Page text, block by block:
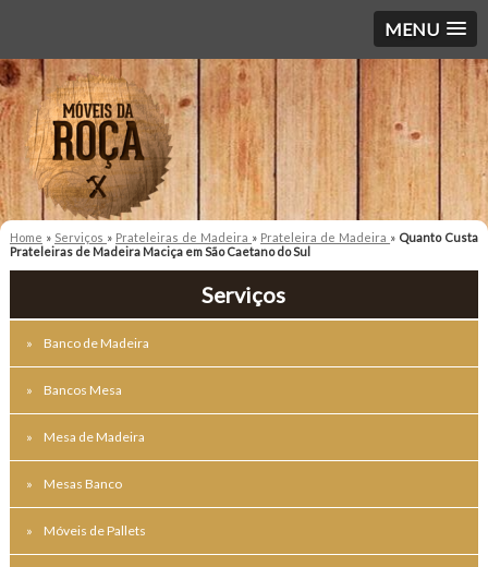
MENU
Home » Serviços » Prateleiras de Madeira » Prateleira de Madeira » Quanto Custa
Prateleiras de Madeira Maciça em São Caetano do Sul
Serviços
Banco de Madeira
Bancos Mesa
Mesa de Madeira
Mesas Banco
Móveis de Pallets